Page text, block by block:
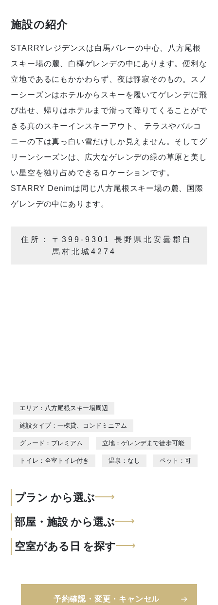
施設の紹介
STARRYレジデンスは白馬バレーの中心、八方尾根
スキー場の麓、白樺ゲレンデの中にあります。便利な
立地であるにもかかわらず、夜は静寂そのもの。スノ
ーシーズンはホテルからスキーを履いてゲレンデに飛
び出せ、帰りはホテルまで滑って降りてくることがで
きる真のスキーインスキーアウト、 テラスやバルコ
ニーの下は真っ白い雪だけしか見えません。そしてグ
リーンシーズンは、広大なゲレンデの緑の草原と美し
い星空を独り占めできるロケーションです。
STARRY Denimは同じ八方尾根スキー場の麓、国際
ゲレンデの中にあります。
住所：
〒399-9301 長野県北安曇郡白
馬村北城4274
エリア：八方尾根スキー場周辺
施設タイプ：一棟貸、コンドミニアム
グレード：プレミアム 立地：ゲレンデまで徒歩可能
トイレ：全室トイレ付き 温泉：なし ペット：可
プラン から選ぶ
部屋・施設 から選ぶ
空室がある日 を探す
予約確認・変更・キャンセル